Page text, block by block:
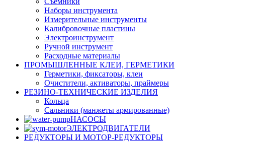
Наборы инструмента
Измерительные инструменты
Калибровочные пластины
Электроинструмент
Ручной инструмент
Расходные материалы
ПРОМЫШЛЕННЫЕ КЛЕИ, ГЕРМЕТИКИ
Герметики, фиксаторы, клеи
Очистители, активаторы, праймеры
РЕЗИНО-ТЕХНИЧЕСКИЕ ИЗДЕЛИЯ
Кольца
Сальники (манжеты армированные)
НАСОСЫ
ЭЛЕКТРОДВИГАТЕЛИ
РЕДУКТОРЫ И МОТОР-РЕДУКТОРЫ